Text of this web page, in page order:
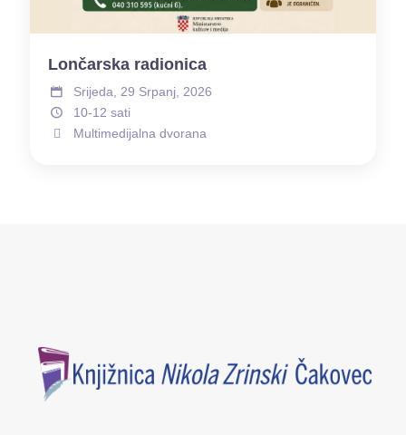
Lončarska radionica
Srijeda, 29 Srpanj, 2026
10-12 sati
Multimedijalna dvorana